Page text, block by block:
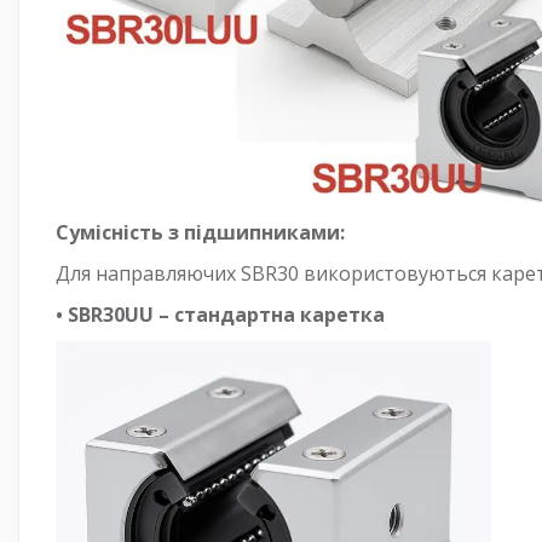
Сумісність з підшипниками:
Для направляючих SBR30 використовуються
• SBR30UU – стандартна каретка